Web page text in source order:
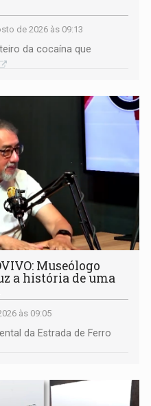
de 2026 às 09:13
da cocaína que
Museólogo
a história de uma
às 09:05
da Estrada de Ferro